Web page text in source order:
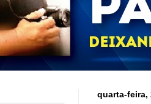
quarta-feira,